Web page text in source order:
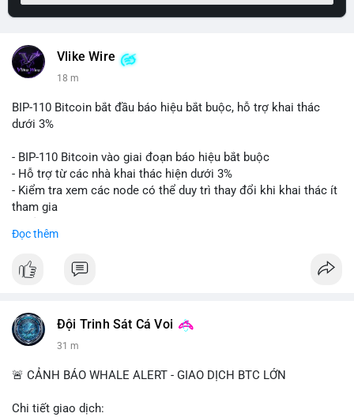
Vlike Wire
18 m
BIP-110 Bitcoin bắt đầu báo hiệu bắt buộc, hỗ trợ khai thác
dưới 3%
- BIP-110 Bitcoin vào giai đoạn báo hiệu bắt buộc
- Hỗ trợ từ các nhà khai thác hiện dưới 3%
- Kiểm tra xem các node có thể duy trì thay đổi khi khai thác ít
tham gia
📰 Nguồn: Cointelegraph
Đọc thêm
Đội Trinh Sát Cá Voi
31 m
🚨 CẢNH BÁO WHALE ALERT - GIAO DỊCH BTC LỚN
Chi tiết giao dịch: